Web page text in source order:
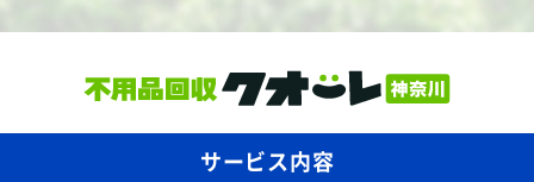
サービス内容